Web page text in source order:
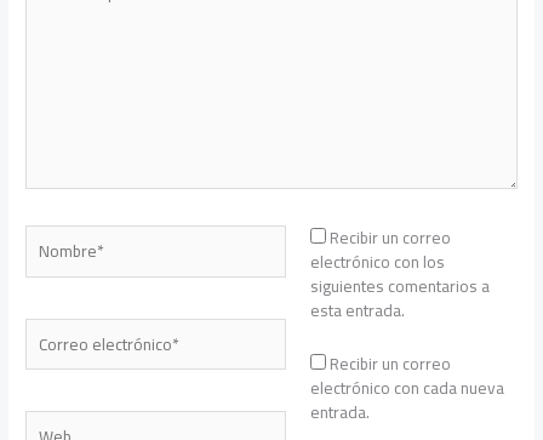
Nombre*
Correo
electrónico*
Web
Recibir un correo
electrónico con los
siguientes comentarios a
esta entrada.
Recibir un correo
electrónico con cada nueva
entrada.